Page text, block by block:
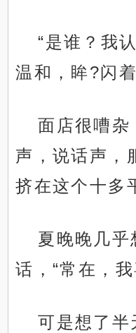
“是谁？我
温和，眸?闪
面店很嘈杂
声，说话声，
挤在这个十多
夏晚晚几乎
话，“常在，
可是想了半